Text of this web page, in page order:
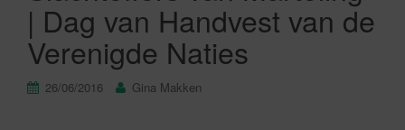
a
| Dag van Handvest van de
Verenigde Naties
26/06/2016 Gina Makken